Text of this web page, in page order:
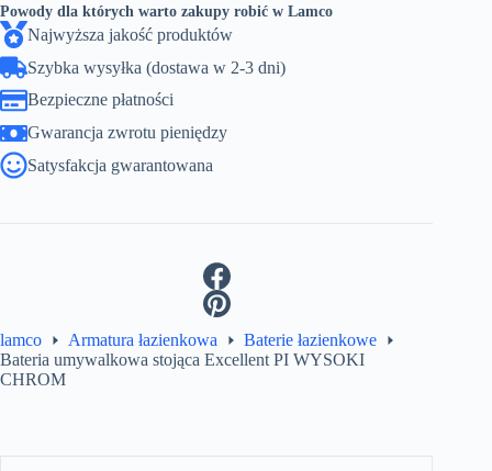
Powody dla których warto zakupy robić w Lamco
Najwyższa jakość produktów
Szybka wysyłka (dostawa w 2-3 dni)
Bezpieczne płatności
Gwarancja zwrotu pieniędzy
Satysfakcja gwarantowana
lamco Armatura łazienkowa
Baterie łazienkowe
Bateria umywalkowa stojąca Excellent PI WYSOKI
CHROM